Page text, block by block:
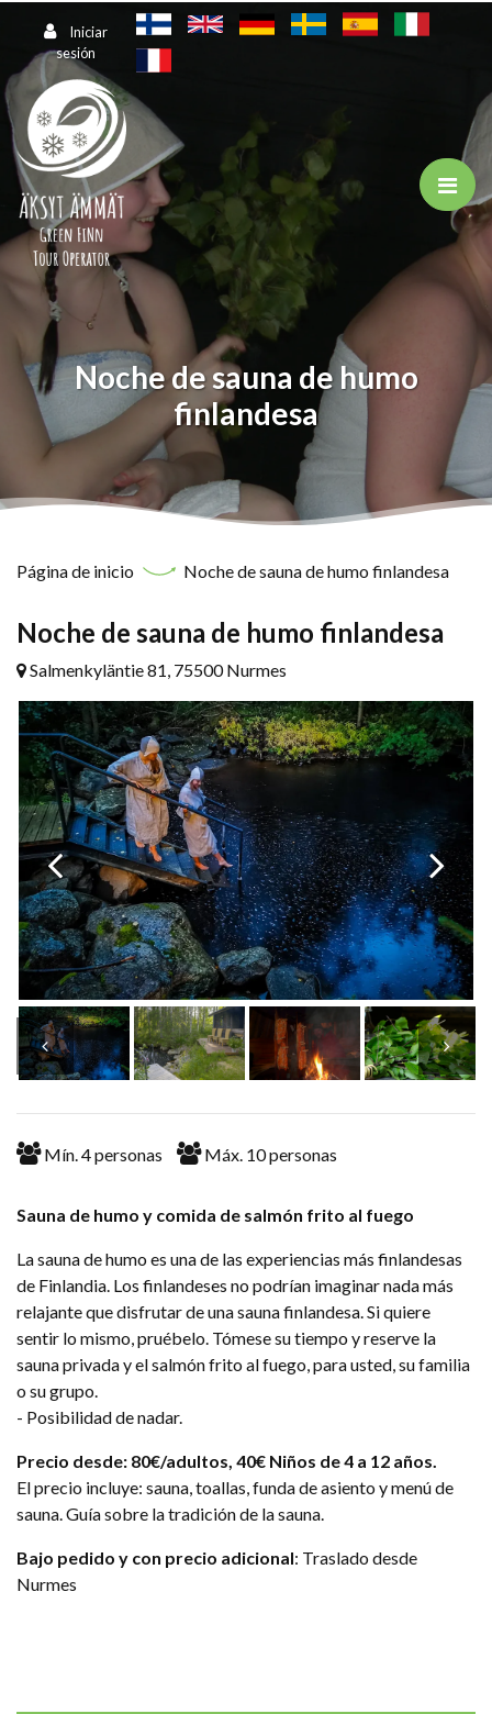
Saltar al contenido principal
Iniciar
sesión
Noche de sauna de humo
finlandesa
Página de inicio Noche de sauna de humo finlandesa
Noche de sauna de humo finlandesa
Salmenkyläntie 81, 75500 Nurmes
Mín. 4personas Máx. 10personas
Sauna de humo y comida de salmón frito al fuego
La sauna de humo es una de las experiencias más finlandesas
de Finlandia. Los finlandeses no podrían imaginar nada más
relajante que disfrutar de una sauna finlandesa. Si quiere
sentir lo mismo, pruébelo. Tómese su tiempo y reserve la
sauna privada y el salmón frito al fuego, para usted, su familia
o su grupo.
- Posibilidad de nadar.
Precio desde: 80€/adultos, 40€ Niños de 4 a 12 años.
El precio incluye: sauna, toallas, funda de asiento y menú de
sauna. Guía sobre la tradición de la sauna.
Bajo pedido y con precio adicional: Traslado desde
Nurmes